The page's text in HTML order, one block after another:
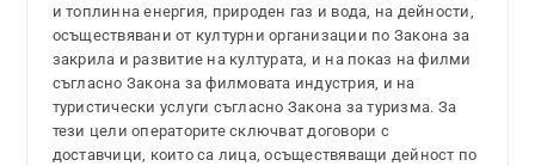
и топлинна енергия, природен газ и вода, на дейности,
осъществявани от културни организации по Закона за
закрила и развитие на културата, и на показ на филми
съгласно Закона за филмовата индустрия, и на
туристически услуги съгласно Закона за туризма. За
тези цели операторите сключват договори с
доставчици, които са лица, осъществяващи дейност по